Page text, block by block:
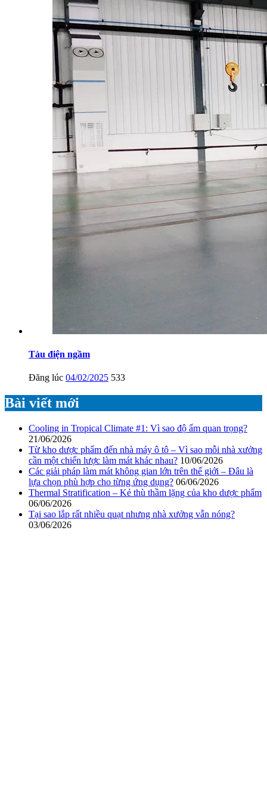
Tàu điện ngầm
Đăng lúc 04/02/2025 533
Bài viết mới
Cooling in Tropical Climate #1: Vì sao độ ẩm quan trọng?
21/06/2026
Từ kho dược phẩm đến nhà máy ô tô – Vì sao mỗi nhà xưởng
cần một chiến lược làm mát khác nhau? 10/06/2026
Các giải pháp làm mát không gian lớn trên thế giới – Đâu là
lựa chọn phù hợp cho từng ứng dụng? 06/06/2026
Thermal Stratification – Kẻ thù thầm lặng của kho dược phẩm
06/06/2026
Tại sao lắp rất nhiều quạt nhưng nhà xưởng vẫn nóng?
03/06/2026